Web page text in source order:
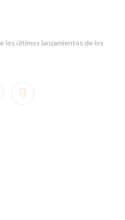
los últimos lanzamientos de los